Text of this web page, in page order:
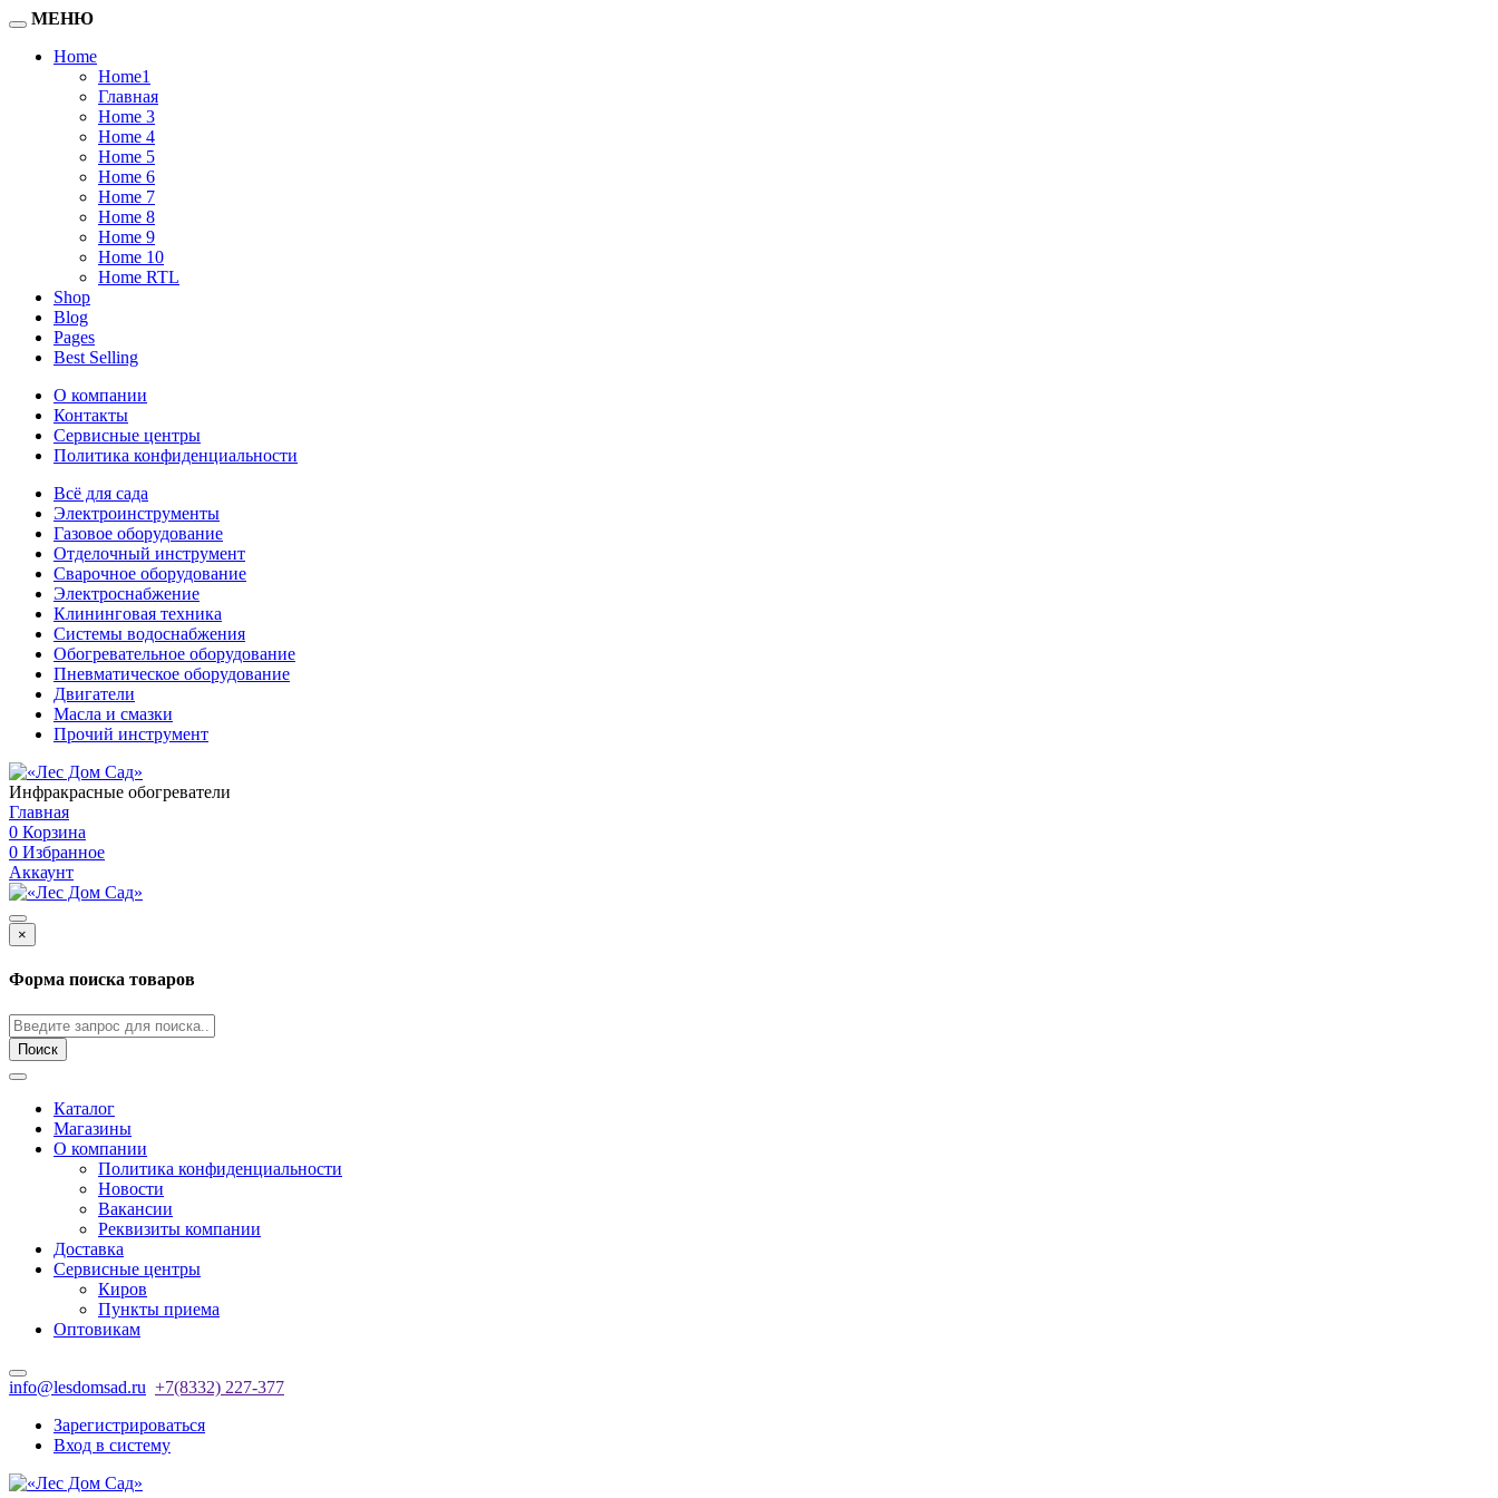
МЕНЮ
Home
Home1
Главная
Home 3
Home 4
Home 5
Home 6
Home 7
Home 8
Home 9
Home 10
Home RTL
Shop
Blog
Pages
Best Selling
О компании
Контакты
Сервисные центры
Политика конфиденциальности
Всё для сада
Электроинструменты
Газовое оборудование
Отделочный инструмент
Сварочное оборудование
Электроснабжение
Клининговая техника
Системы водоснабжения
Обогревательное оборудование
Пневматическое оборудование
Двигатели
Масла и смазки
Прочий инструмент
Инфракрасные обогреватели
Главная
0 Корзина
0 Избранное
Аккаунт
×
Форма поиска товаров
Поиск
Каталог
Магазины
О компании
Политика конфиденциальности
Новости
Вакансии
Реквизиты компании
Доставка
Сервисные центры
Киров
Пункты приема
Оптовикам
info@lesdomsad.ru +7(8332) 227-377
Зарегистрироваться
Вход в систему